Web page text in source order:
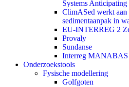
Systems
ClimASed werkt aan
sedimentaanpak in
EU-INTERREG 2
Provaly
Sundanse
Interreg
Onderzoekstools
Fysische modellering
Golfgoten